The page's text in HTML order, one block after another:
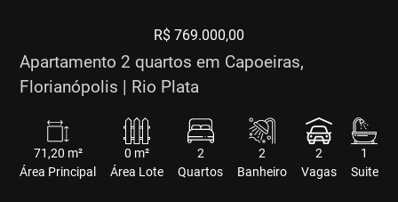
R$ 769.000,00
Apartamento 2 quartos em Capoeiras,
Florianópolis | Rio Plata
71,20 m²
Área Principal
0 m²
Área Lote
2
Quartos
2
Banheiro
2
Vagas
1
Suite